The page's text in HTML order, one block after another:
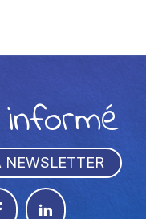
NEWSLETTER
